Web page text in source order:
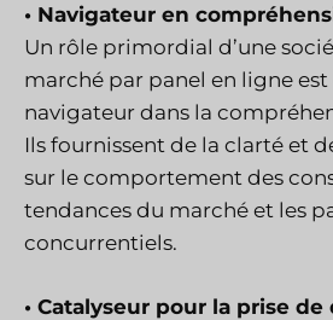
• Navigateur en
Un rôle primordial d’une
marché par panel en ligne
navigateur dans la
Ils fournissent de la clarté et
sur le comportement des
tendances du marché et les
concurrentiels.
• Catalyseur pour la prise